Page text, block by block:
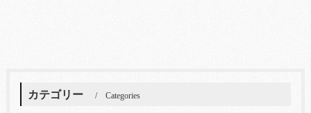
カテゴリー Categories